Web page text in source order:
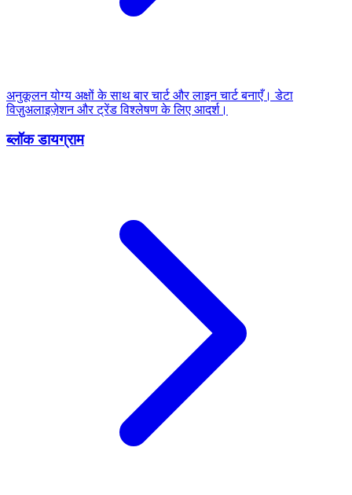
अनुकूलन योग्य अक्षों के साथ बार चार्ट और लाइन चार्ट बनाएँ। डेटा
विज़ुअलाइज़ेशन और ट्रेंड विश्लेषण के लिए आदर्श।
ब्लॉक डायग्राम